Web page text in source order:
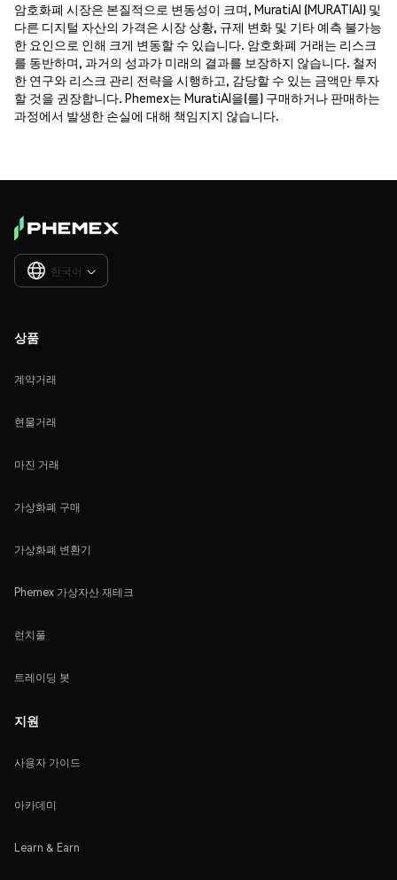
암호화폐 시장은 본질적으로 변동성이 크며, MuratiAI (MURATIAI) 및
다른 디지털 자산의 가격은 시장 상황, 규제 변화 및 기타 예측 불가능
한 요인으로 인해 크게 변동할 수 있습니다. 암호화폐 거래는 리스크
를 동반하며, 과거의 성과가 미래의 결과를 보장하지 않습니다. 철저
한 연구와 리스크 관리 전략을 시행하고, 감당할 수 있는 금액만 투자
할 것을 권장합니다. Phemex는 MuratiAI을(를) 구매하거나 판매하는
과정에서 발생한 손실에 대해 책임지지 않습니다.
한국어 
상품
계약거래
현물거래
마진 거래
가상화폐 구매
가상화폐 변환기
Phemex 가상자산 재테크
런치풀
트레이딩 봇
지원
사용자 가이드
아카데미
Learn & Earn